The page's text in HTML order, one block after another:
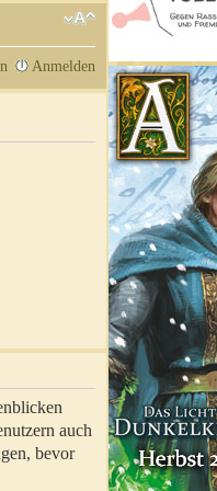
Anmelden
auch
bevor